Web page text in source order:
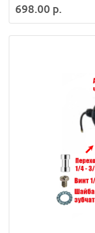
698.00 р.